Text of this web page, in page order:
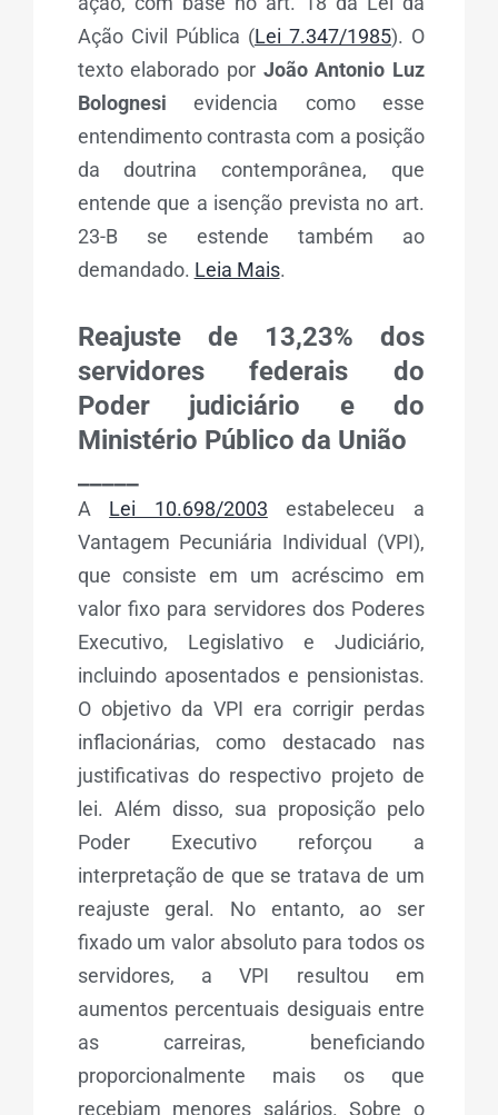
Ação Civil Pública (Lei 7.347/1985). O
texto elaborado por João Antonio Luz
Bolognesi evidencia como esse
entendimento contrasta com a posição
da doutrina contemporânea, que
entende que a isenção prevista no art.
23-B se estende também ao
demandado. Leia Mais.
Reajuste de 13,23% dos
servidores federais do
Poder judiciário e do
Ministério Público da União
A Lei 10.698/2003 estabeleceu a
Vantagem Pecuniária Individual (VPI),
que consiste em um acréscimo em
valor fixo para servidores dos Poderes
Executivo, Legislativo e Judiciário,
incluindo aposentados e pensionistas.
O objetivo da VPI era corrigir perdas
inflacionárias, como destacado nas
justificativas do respectivo projeto de
lei. Além disso, sua proposição pelo
Poder Executivo reforçou a
interpretação de que se tratava de um
reajuste geral. No entanto, ao ser
fixado um valor absoluto para todos os
servidores, a VPI resultou em
aumentos percentuais desiguais entre
as carreiras, beneficiando
proporcionalmente mais os que
recebiam menores salários. Sobre o